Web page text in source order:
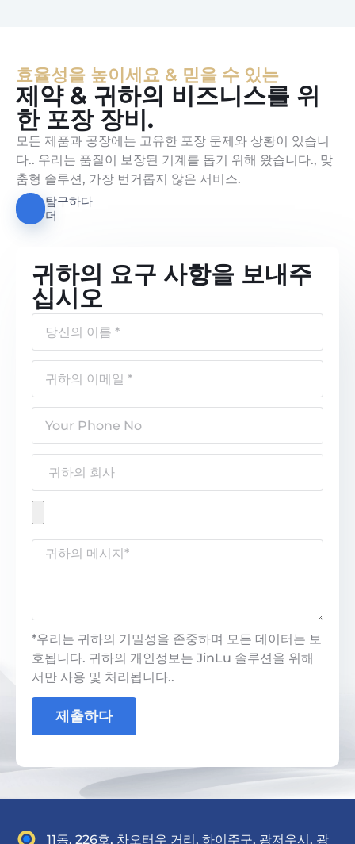
효율성을 높이세요 & 믿을 수 있는
제약 & 귀하의 비즈니스를 위
한 포장 장비.
모든 제품과 공장에는 고유한 포장 문제와 상황이 있습니
다.. 우리는 품질이 보장된 기계를 돕기 위해 왔습니다., 맞
춤형 솔루션, 가장 번거롭지 않은 서비스.
탐구하다
더
귀하의 요구 사항을 보내주
십시오
*우리는 귀하의 기밀성을 존중하며 모든 데이터는 보
호됩니다. 귀하의 개인정보는 JinLu 솔루션을 위해
서만 사용 및 처리됩니다..
제출하다
11동, 226호, 차오터우 거리, 하이주구, 광저우시, 광